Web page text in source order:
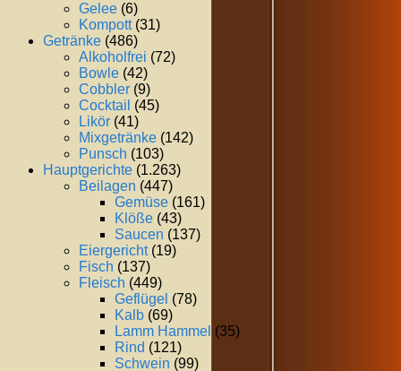
Gelee (6)
Kompott(31)
Getränke (486)
Alkoholfrei (72)
Bowle (42)
Cobbler (9)
Cocktail (45)
Likör (41)
Mixgetränke (142)
Punsch (103)
Hauptgerichte (1.263)
Beilagen (447)
Gemüse (161)
Klöße (43)
Saucen (137)
Eiergericht(19)
Fisch (137)
Fleisch (449)
Geflügel (78)
Kalb (69)
Lamm Hammel (35)
Rind (121)
Schwein (99)